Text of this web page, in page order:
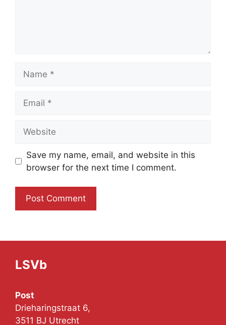
Save my name, email, and website in this
browser for the next time I comment.
LSVb
Post
Drieharingstraat 6,
3511 BJ Utrecht